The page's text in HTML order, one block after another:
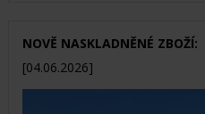
NOVĚ NASKLADNĚNÉ ZBOŽÍ:
[04.06.2026]